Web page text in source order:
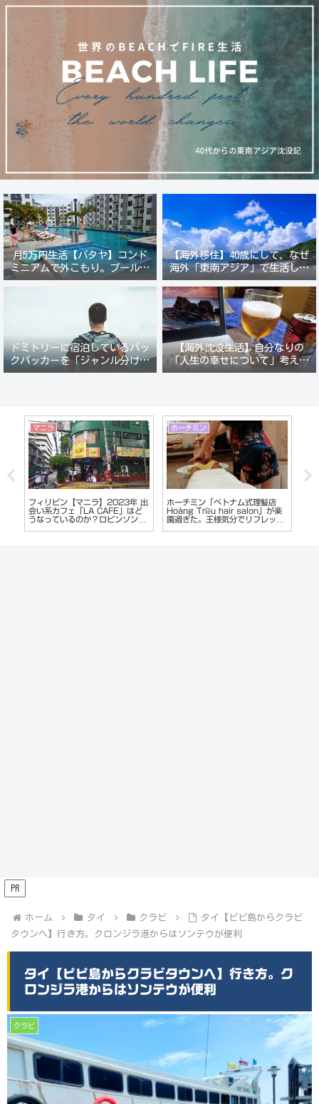
月5万円生活【パタヤ】コンド
ミニアムで外こもり。プール付
き新築コンドでステーキ&ウオ
【海外移住】40歳にして、なぜ
海外「東南アジア」で生活しよ
うと思ったのか？
ドミトリーに宿泊しているバッ
クパッカーを「ジャンル分けし
て人間観察」が楽しい。
【海外沈没生活】自分なりの
「人生の幸せについて」考えて
みる。
マニラ
フィリピン【マニラ】2023年 出
会い系カフェ「LA CAFE」はど
うなっているのか？ロビンソンフ
ホーチミン
ホーチミン「ベトナム式理髪店
Hoàng Triều hair salon」が楽
園過ぎた。王様気分でリフレッシ
PR
ホーム タイ クラビ
タイ【ピピ島からクラビ
タウンへ】行き方。クロンジラ港からはソンテウが便利
タイ【ピピ島からクラビタウンへ】行き方。ク
ロンジラ港からはソンテウが便利
クラビ